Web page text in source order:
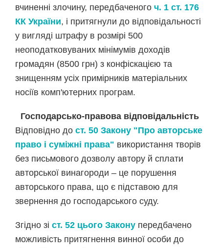
вчиненні злочину, передбаченогоч. 1 ст. 176
КК України, і притягнули до відповідальності
у вигляді штрафу в розмірі 500
неоподатковуваних мінімумів доходів
громадян (8500 грн) з конфіскацією та
знищенням усіх примірників матеріальних
носіїв комп'ютерних програм.
Господарсько-правова відповідальність
Відповідно дост. 50 Закону "Про авторське
право і суміжні права" використання творів
без письмового дозволу автору й сплати
авторської винагороди – це порушення
авторського права, що є підставою для
звернення до господарського суду.
Згідно зіст. 52 цього Закону передбачено
можливість притягнення винної особи до